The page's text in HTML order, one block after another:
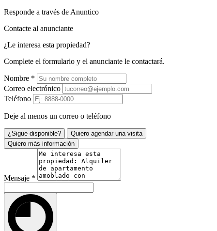
Responde a través de Anuntico
Contacte al anunciante
¿Le interesa esta propiedad?
Complete el formulario y el anunciante le contactará.
Nombre *
Correo electrónico
Teléfono
Deje al menos un correo o teléfono
¿Sigue disponible?
Quiero agendar una visita
Quiero más información
Mensaje *